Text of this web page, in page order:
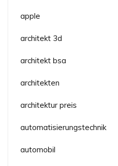
apple
architekt 3d
architekt bsa
architekten
architektur preis
automatisierungstechnik
automobil